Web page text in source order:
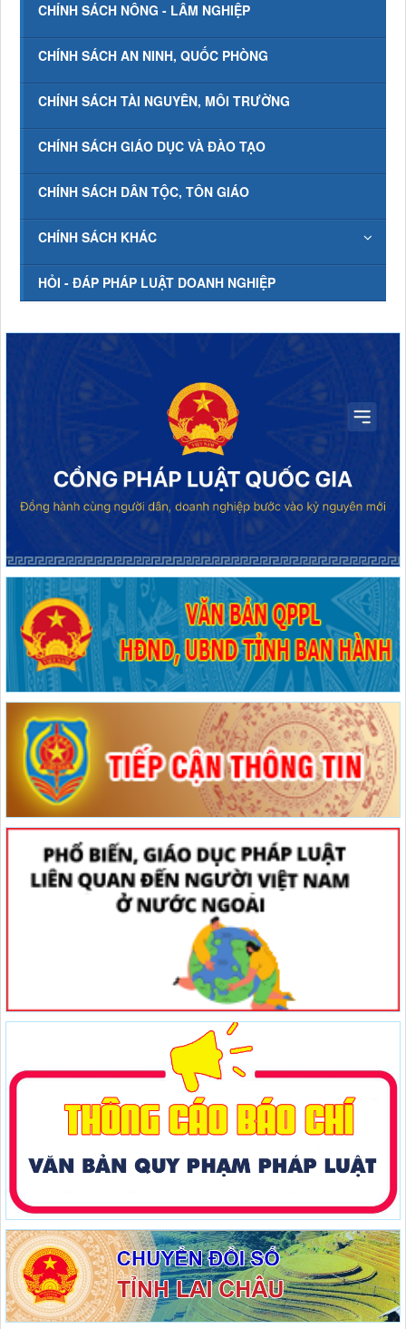
CHÍNH SÁCH NÔNG - LÂM NGHIỆP
CHÍNH SÁCH AN NINH, QUỐC PHÒNG
CHÍNH SÁCH TÀI NGUYÊN, MÔI TRƯỜNG
CHÍNH SÁCH GIÁO DỤC VÀ ĐÀO TẠO
CHÍNH SÁCH DÂN TỘC, TÔN GIÁO
CHÍNH SÁCH KHÁC
HỎI - ĐÁP PHÁP LUẬT DOANH NGHIỆP